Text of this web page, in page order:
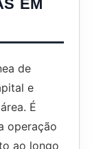
EM
de
e
É
operação
ao longo